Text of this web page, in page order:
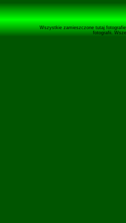
Wszystkie zamieszczone tutaj
fotografii.